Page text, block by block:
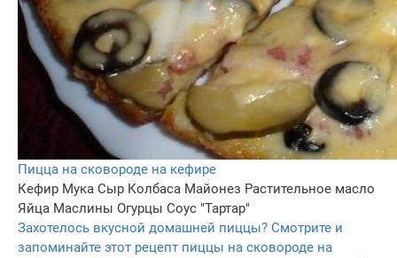
Пицца на сковороде на кефире
Кефир Мука Сыр Колбаса Майонез Растительное масло
Яйца Маслины Огурцы Соус "Тартар"
Захотелось вкусной домашней пиццы? Смотрите и
запоминайте этот рецепт пиццы на сковороде на